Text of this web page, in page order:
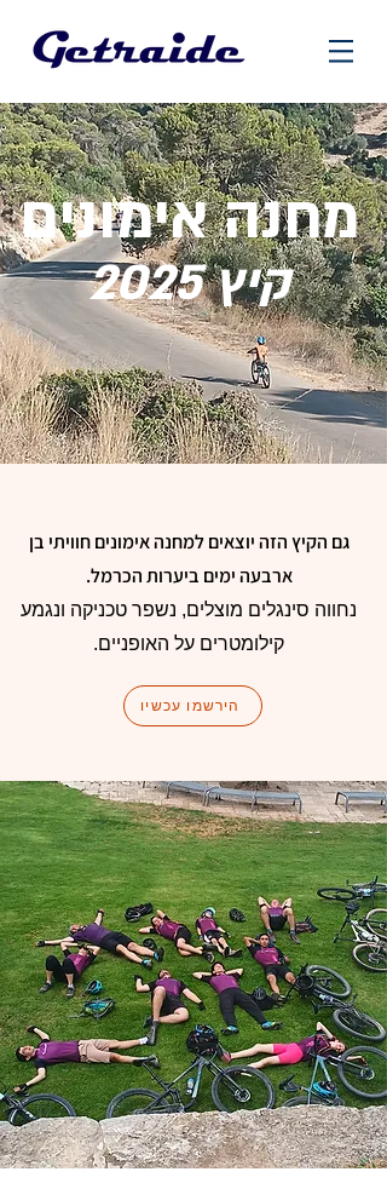
מחנה אימונים
קיץ 2025
גם הקיץ הזה יוצאים למחנה אימונים חוויתי בן
ארבעה ימים ביערות הכרמל.
נחווה סינגלים מוצלים, נשפר טכניקה ונגמע
קילומטרים על האופניים.
הירשמו עכשיו